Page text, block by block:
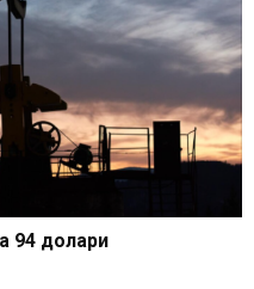
94 долари